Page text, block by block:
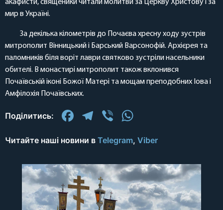
акафисти, священики читали молитви за Церкву Христову і за
мир в Україні.
За декілька кілометрів до Почаєва хресну ходу зустрів
митрополит Вінницький і Барський Варсонофій. Архієрея та
паломників біля воріт лаври святково зустріли насельники
обителі. В монастирі митрополит також вклонився
Почаївській іконі Божої Матері та мощам преподобних Іова і
Амфілохія Почаївських.
Поділитись: Facebook
Telegram
Viber
Читайте наші новини в Telegram, Viber